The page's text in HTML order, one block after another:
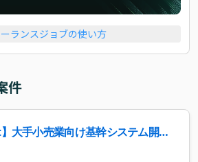
ランスジョブの使い方
件
】大手小売業向け基幹システム開